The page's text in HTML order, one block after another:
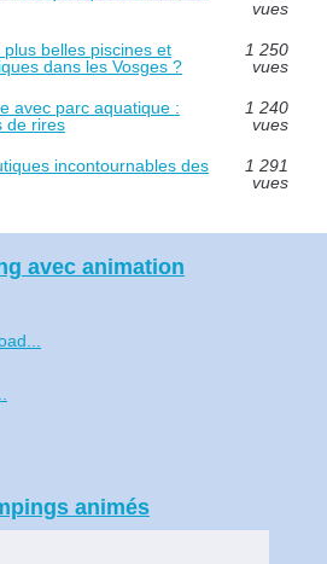
vues
belles piscines et
dans les Vosges ?
1 250
vues
avec parc aquatique :
de rires
1 240
vues
incontournables des
1 291
vues
avec animation
animés